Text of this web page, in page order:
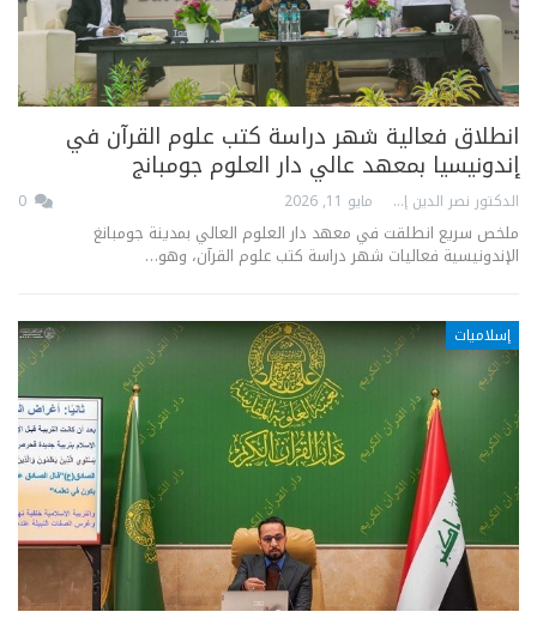
انطلاق فعالية شهر دراسة كتب علوم القرآن في
إندونيسيا بمعهد عالي دار العلوم جومبانج
الدكتور نصر الدين إدريس مايو 11, 2026
ملخص سريع انطلقت في معهد دار العلوم العالي بمدينة جومبانغ
الإندونيسية فعاليات شهر دراسة كتب علوم القرآن، وهو…
إسلاميات